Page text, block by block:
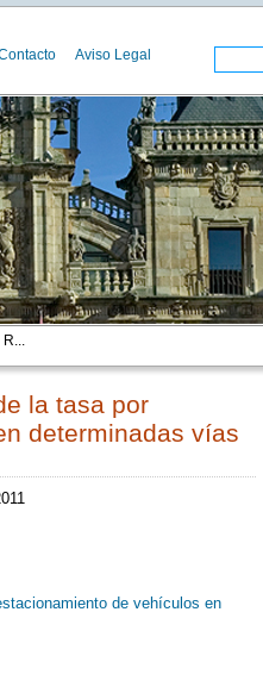
Aviso Legal
la tasa por
determinadas vías
de vehículos en